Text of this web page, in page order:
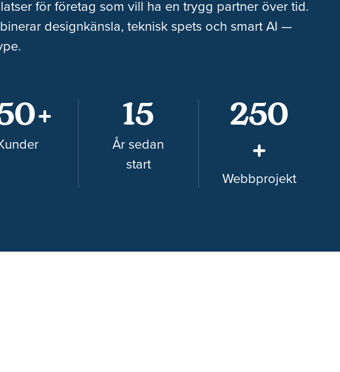
för företag som vill ha en trygg partner över tid.
designkänsla, teknisk spets och smart AI —
+ 15
År sedan
start
250
+
Webbprojekt